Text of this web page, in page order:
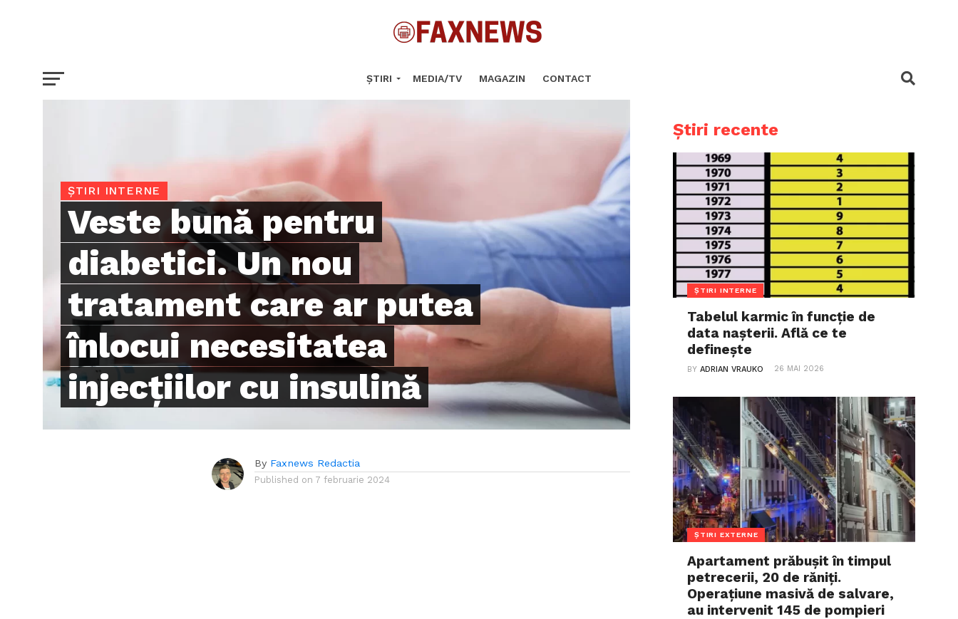
ȘTIRI MEDIA/TV MAGAZIN CONTACT
ȘTIRI INTERNE
Veste bună pentru
diabetici. Un nou
tratament care ar putea
înlocui necesitatea
injecțiilor cu insulină
By Faxnews Redactia
Published on 7 februarie 2024
Știri recente
ȘTIRI INTERNE
Tabelul karmic în funcție de
data nașterii. Află ce te
definește
BYADRIAN VRAUKO 26 MAI 2026
ȘTIRI EXTERNE
Apartament prăbușit în timpul
petrecerii, 20 de răniți.
Operațiune masivă de salvare,
au intervenit 145 de pompieri